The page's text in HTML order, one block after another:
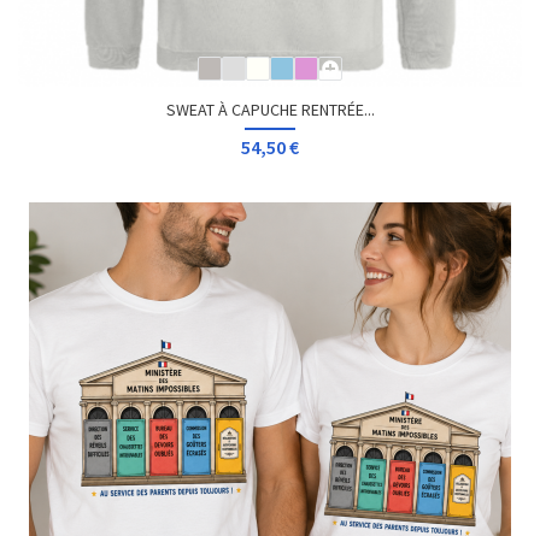
SWEAT À CAPUCHE RENTRÉE...
54,50 €